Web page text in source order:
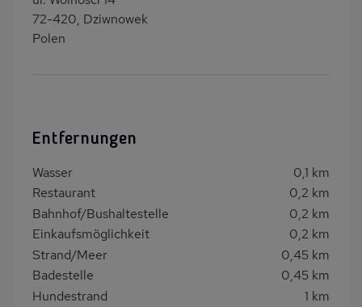
72-420, Dziwnowek
Polen
Entfernungen
Wasser
0,1 km
Restaurant
0,2 km
Bahnhof/Bushaltestelle
0,2 km
Einkaufsmöglichkeit
0,2 km
Strand/Meer
0,45 km
Badestelle
0,45 km
Hundestrand
1 km